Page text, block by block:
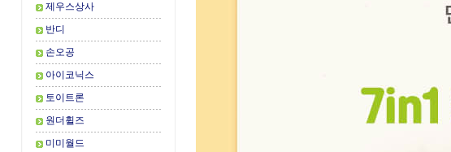
제우스상사
반디
손오공
아이코닉스
토이트론
원더휠즈
미미월드